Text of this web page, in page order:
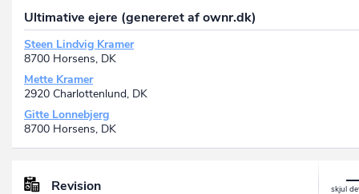
Ultimative ejere (genereret af ownr.dk)
Steen Lindvig Kramer
8700 Horsens, DK
Mette Kramer
2920 Charlottenlund, DK
Gitte Lonnebjerg
8700 Horsens, DK
Revision